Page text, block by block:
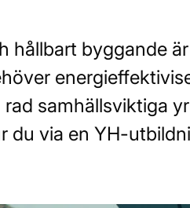
hållbart byggande
samhällsviktiga
du via en YH-